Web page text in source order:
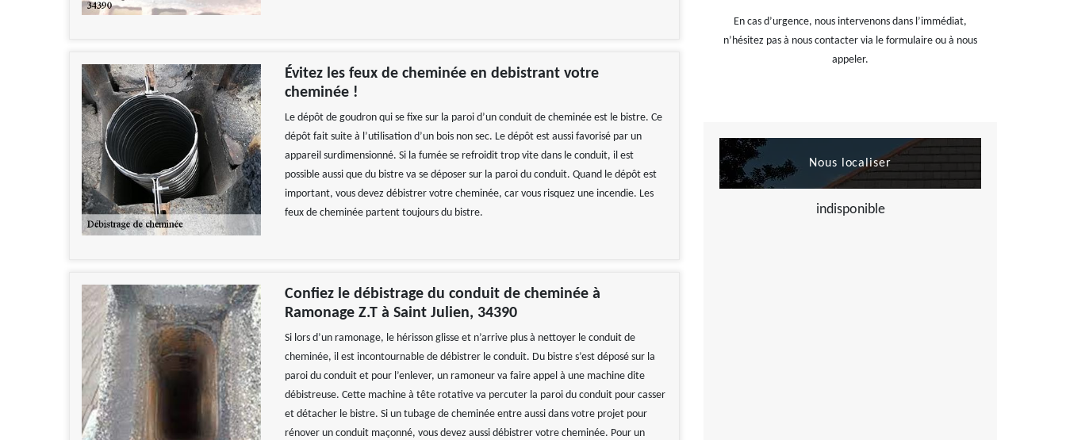
Évitez les feux de cheminée en debistrant votre
cheminée !
Le dépôt de goudron qui se fixe sur la paroi d’un conduit de cheminée est le bistre. Ce
dépôt fait suite à l’utilisation d’un bois non sec. Le dépôt est aussi favorisé par un
appareil surdimensionné. Si la fumée se refroidit trop vite dans le conduit, il est
possible aussi que du bistre va se déposer sur la paroi du conduit. Quand le dépôt est
important, vous devez débistrer votre cheminée, car vous risquez une incendie. Les
feux de cheminée partent toujours du bistre.
Confiez le débistrage du conduit de cheminée à
Ramonage Z.T à Saint Julien, 34390
Si lors d’un ramonage, le hérisson glisse et n’arrive plus à nettoyer le conduit de
cheminée, il est incontournable de débistrer le conduit. Du bistre s’est déposé sur la
paroi du conduit et pour l’enlever, un ramoneur va faire appel à une machine dite
débistreuse. Cette machine à tête rotative va percuter la paroi du conduit pour casser
et détacher le bistre. Si un tubage de cheminée entre aussi dans votre projet pour
rénover un conduit maçonné, vous devez aussi débistrer votre cheminée. Pour un
En cas d’urgence, nous intervenons dans l’immédiat,
n’hésitez pas à nous contacter via le formulaire ou à nous
appeler.
Nous localiser
indisponible